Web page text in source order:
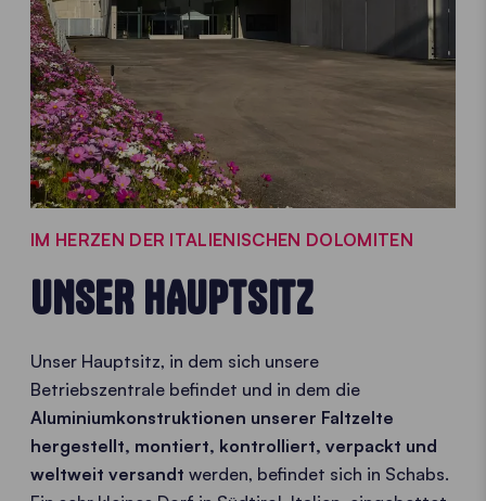
IM HERZEN DER ITALIENISCHEN DOLOMITEN
UNSER HAUPTSITZ
Unser Hauptsitz, in dem sich unsere
Betriebszentrale befindet und in dem die
Aluminiumkonstruktionen unserer Faltzelte
hergestellt, montiert, kontrolliert, verpackt und
weltweit versandt werden, befindet sich in Schabs.